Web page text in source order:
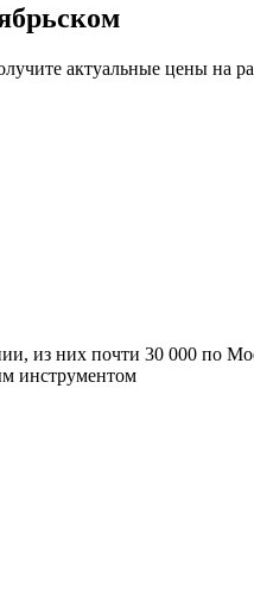
актуальные цены на
из них почти 30 000 по
инструментом